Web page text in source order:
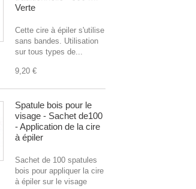
Verte
Cette cire à épiler s'utilise
sans bandes. Utilisation
sur tous types de...
9,20 €
Spatule bois pour le
visage - Sachet de100
- Application de la cire
à épiler
Sachet de 100 spatules
bois pour appliquer la cire
à épiler sur le visage